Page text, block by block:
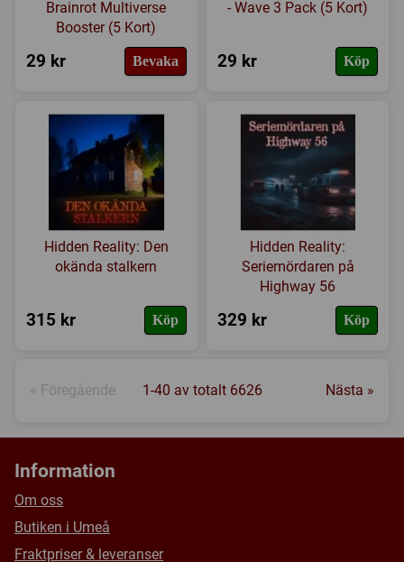
Brainrot Multiverse
Booster (5 Kort)
29 kr Bevaka
- Wave 3 Pack (5 Kort)
29 kr Köp
Hidden Reality: Den
okända stalkern
315 kr Köp
Hidden Reality:
Seriemördaren på
Highway 56
329 kr Köp
« Föregående 1-40 av totalt 6626 Nästa »
Information
Om oss
Butiken i Umeå
Fraktpriser & leveranser